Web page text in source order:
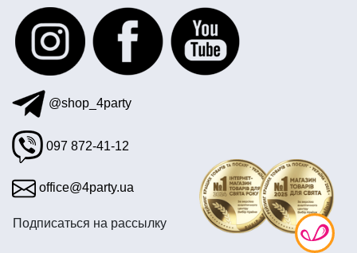
шары с рисунком
@shop_4party
097 872-41-12
office@4party.ua
Подписаться на рассылку